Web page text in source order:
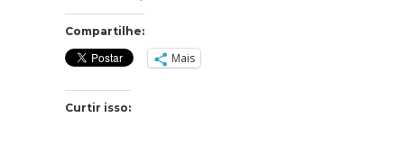
Compartilhe:
Mais
Curtir isso: